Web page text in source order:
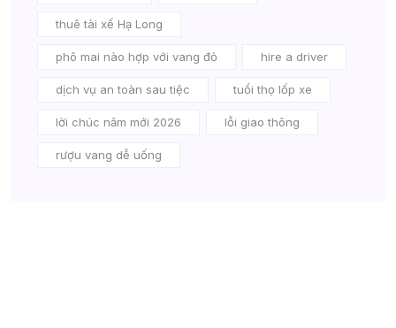
thuê tài xế Hạ Long
phô mai nào hợp với vang đỏ hire a driver
dịch vụ an toàn sau tiệc tuổi thọ lốp xe
lời chúc năm mới 2026 lỗi giao thông
rượu vang dễ uống